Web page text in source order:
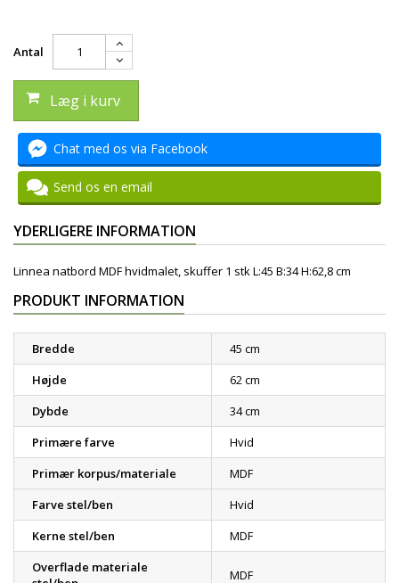
Antal
Læg i kurv
Chat med os via Facebook
Send os en email
YDERLIGERE INFORMATION
Linnea natbord MDF hvidmalet, skuffer 1 stk L:45 B:34 H:62,8 cm
PRODUKT INFORMATION
Bredde
45 cm
Højde
62 cm
Dybde
34 cm
Primære farve
Hvid
Primær korpus/materiale
MDF
Farve stel/ben
Hvid
Kerne stel/ben
MDF
Overflade materiale
MDF